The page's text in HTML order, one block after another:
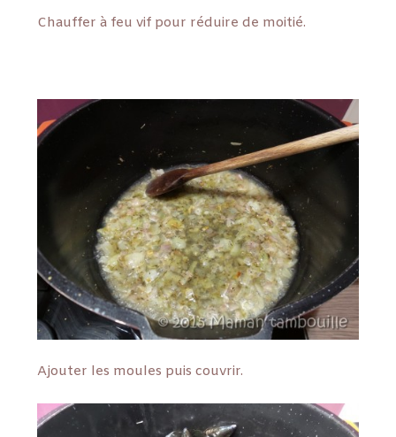
Chauffer à feu vif pour réduire de moitié.
Ajouter les moules puis couvrir.